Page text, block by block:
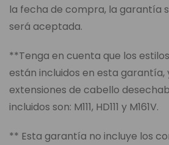
la fecha de compra, la garantía
será aceptada.
**Tenga en cuenta que los
están incluidos en esta garantía,
extensiones de cabello
incluidos son: M111, HD111 y M161V.
** Esta garantía no incluye los